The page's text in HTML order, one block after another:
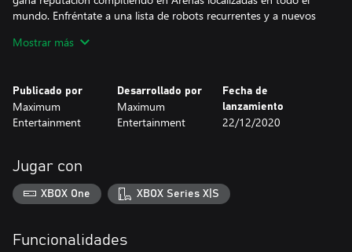
mundo. Enfréntate a una lista de robots recurrentes y a nuevos
4 jugadores en modo local. ¡Derrota a tus oponentes utilizando
ataque final definitivo!
Características principales
• Modo Carrera: Lucha en las Ligas Mecha y asciende a nuevas
alturas hasta llegar a ser el mejor piloto mecha. Representa a tu
club y trabaja en equipo para ganar influencia y recompensas.
• Clasificación de reyertas: Dos Mechas entran, uno sale. Lucha
legendario.
Mostrar más
Publicado por
Maximum
Entertainment
Desarrollado por
Maximum
Entertainment
Fecha de
lanzamiento
22/12/2020
Jugar con
XBOX One XBOX Series X|S
Funcionalidades